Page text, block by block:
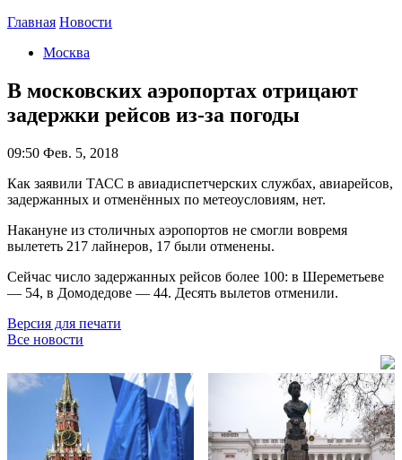
Главная Новости
Москва
В московских аэропортах отрицают
задержки рейсов из-за погоды
09:50 Фев. 5, 2018
Как заявили ТАСС в авиадиспетчерских службах, авиарейсов,
задержанных и отменённых по метеоусловиям, нет.
Накануне из столичных аэропортов не смогли вовремя
вылететь 217 лайнеров, 17 были отменены.
Сейчас число задержанных рейсов более 100: в Шереметьеве
— 54, в Домодедове — 44. Десять вылетов отменили.
Версия для печати
Все новости